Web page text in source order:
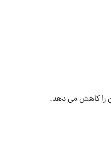
را کاهش می دهد.